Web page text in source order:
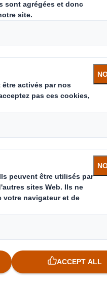
que nous
plus
au défi et
trois axes